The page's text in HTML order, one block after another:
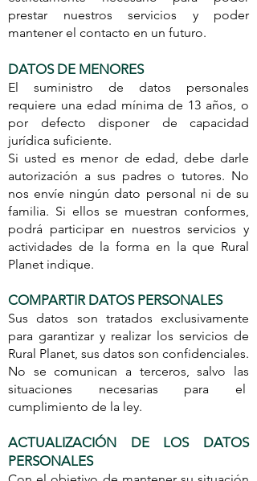
prestar nuestros servicios y poder
mantener el contacto en un futuro.
DATOS DE MENORES
El suministro de datos personales
requiere una edad mínima de 13 años, o
por defecto disponer de capacidad
jurídica suficiente.
Si usted es menor de edad, debe darle
autorización a sus padres o tutores. No
nos envíe ningún dato personal ni de su
familia. Si ellos se muestran conformes,
podrá participar en nuestros servicios y
actividades de la forma en la que Rural
Planet indique.
COMPARTIR DATOS PERSONALES
Sus datos son tratados exclusivamente
para garantizar y realizar los servicios de
Rural Planet, sus datos son confidenciales.
No se comunican a terceros, salvo las
situaciones necesarias para el
cumplimiento de la ley.
ACTUALIZACIÓN DE LOS DATOS
PERSONALES